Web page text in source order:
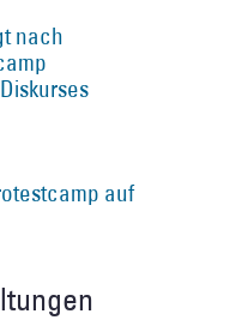
nach
auf